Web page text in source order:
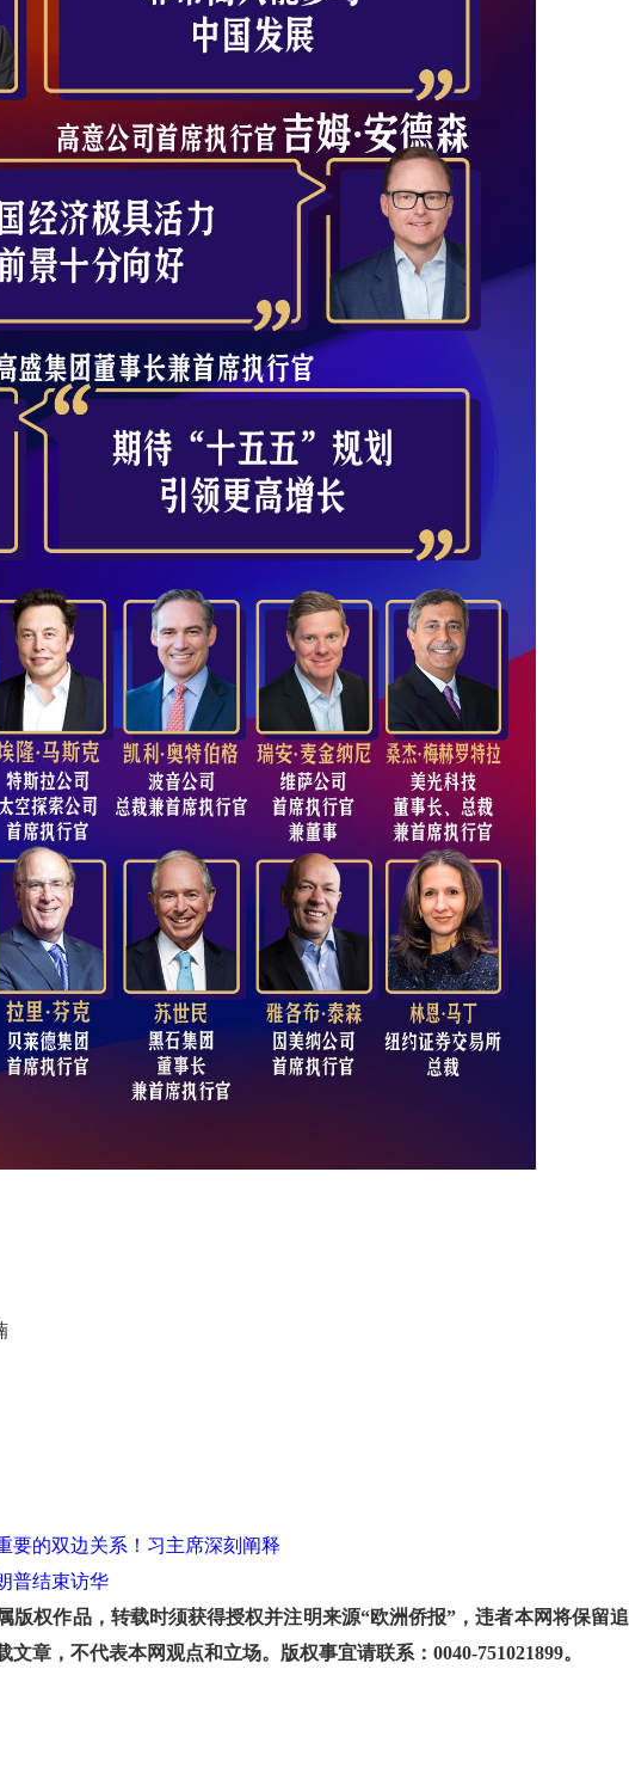
要的双边关系！习主席深刻阐释
普结束访华
权作品，转载时须获得授权并注明来源“欧洲侨报”，违者本网将保留追
章，不代表本网观点和立场。版权事宜请联系：0040-751021899。